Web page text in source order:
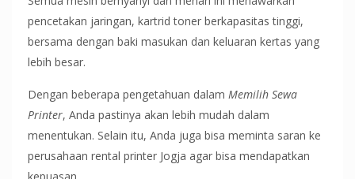
pencetakan jaringan, kartrid toner berkapasitas tinggi,
bersama dengan baki masukan dan keluaran kertas yang
lebih besar.
Dengan beberapa pengetahuan dalam Memilih Sewa
Printer, Anda pastinya akan lebih mudah dalam
menentukan. Selain itu, Anda juga bisa meminta saran ke
perusahaan rental printer Jogja agar bisa mendapatkan